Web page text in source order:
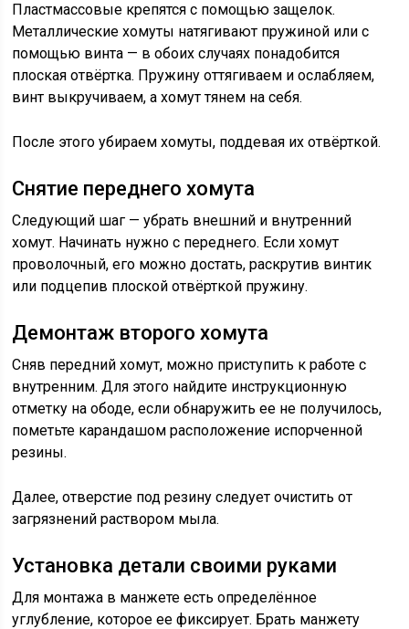
Пластмассовые крепятся с помощью защелок.
Металлические хомуты натягивают пружиной или с
помощью винта — в обоих случаях понадобится
плоская отвёртка. Пружину оттягиваем и ослабляем,
винт выкручиваем, а хомут тянем на себя.
После этого убираем хомуты, поддевая их отвёрткой.
Снятие переднего хомута
Следующий шаг — убрать внешний и внутренний
хомут. Начинать нужно с переднего. Если хомут
проволочный, его можно достать, раскрутив винтик
или подцепив плоской отвёрткой пружину.
Демонтаж второго хомута
Сняв передний хомут, можно приступить к работе с
внутренним. Для этого найдите инструкционную
отметку на ободе, если обнаружить ее не получилось,
пометьте карандашом расположение испорченной
резины.
Далее, отверстие под резину следует очистить от
загрязнений раствором мыла.
Установка детали своими руками
Для монтажа в манжете есть определённое
углубление, которое ее фиксирует. Брать манжету